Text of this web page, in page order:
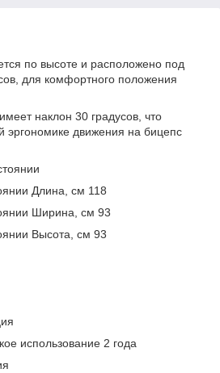
по высоте и расположено под
для комфортного положения
наклон 30 градусов, что
эргономике движения на бицепс
Длина, см 118
Ширина, см 93
Высота, см 93
использование 2 года